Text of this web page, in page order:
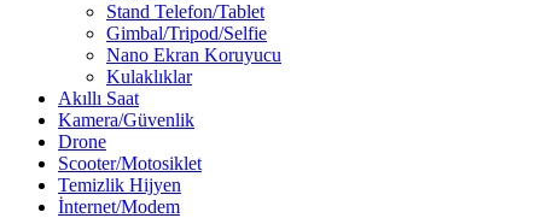
Stand Telefon/Tablet
Gimbal/Tripod/Selfie
Nano Ekran Koruyucu
Kulaklıklar
Akıllı Saat
Kamera/Güvenlik
Drone
Scooter/Motosiklet
Temizlik Hijyen
İnternet/Modem